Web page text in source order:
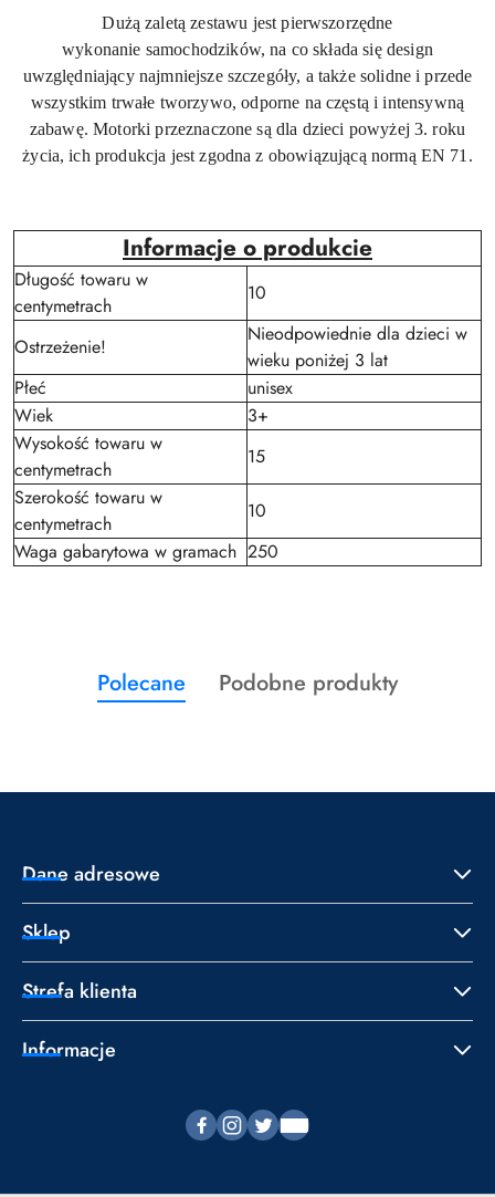
Dużą zaletą zestawu jest pierwszorzędne
wykonanie samochodzików, na co składa się design
uwzględniający najmniejsze szczegóły, a także solidne i przede
wszystkim trwałe tworzywo, odporne na częstą i intensywną
zabawę. Motorki przeznaczone są dla dzieci powyżej 3. roku
życia, ich produkcja jest zgodna z obowiązującą normą EN 71 .
Informacje o produkcie
Długość towaru w
centymetrach
10
Ostrzeżenie!
Nieodpowiednie dla dzieci w
wieku poniżej 3 lat
Płeć
unisex
Wiek
3+
Wysokość towaru w
centymetrach
15
Szerokość towaru w
centymetrach
10
Waga gabarytowa w gramach 250
Pomiń karuzelę produktów
Produkty
o
Polecane
Produkty
Podobne produkty
Dane adresowe
Sklep
Strefa klienta
Informacje